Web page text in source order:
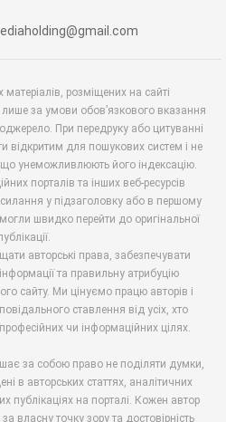
розміщених на сайті
за умови обов’язкового вказання
При передруку або цитуванні
відкритим для пошукових систем і не
унеможливлюють його індексацію.
порталів та інших веб-ресурсів
у підзаголовку або в першому
швидко перейти до оригінальної
авторські права, забезпечувати
та правильну атрибуцію
сайту. Ми цінуємо працю авторів і
ставлення від усіх, хто
чи інформаційних цілях.
за собою право не поділяти думки,
в авторських статтях, аналітичних
публікаціях на порталі. Кожен автор
власну точку зору та достовірність